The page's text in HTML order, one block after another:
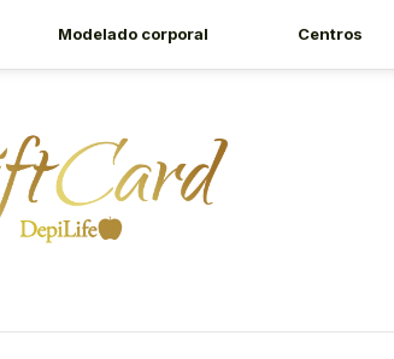
Modelado corporal Centros